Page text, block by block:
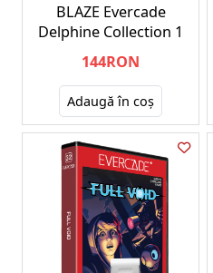
BLAZE Evercade
Delphine Collection 1
144RON
Adaugă în coş